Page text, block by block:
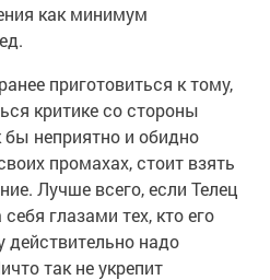
как минимум
приготовиться к тому,
критике со стороны
неприятно и обидно
промахах, стоит взять
Лучше всего, если Телец
глазами тех, кто его
действительно надо
так не укрепит